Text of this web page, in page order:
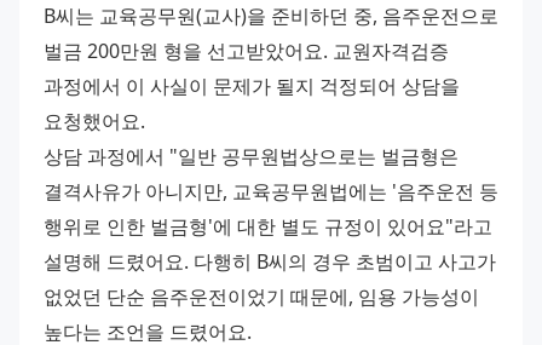
B씨는 교육공무원(교사)을 준비하던 중, 음주운전으로
벌금 200만원 형을 선고받았어요. 교원자격검증
과정에서 이 사실이 문제가 될지 걱정되어 상담을
요청했어요.
상담 과정에서 "일반 공무원법상으로는 벌금형은
결격사유가 아니지만, 교육공무원법에는 '음주운전 등
행위로 인한 벌금형'에 대한 별도 규정이 있어요"라고
설명해 드렸어요. 다행히 B씨의 경우 초범이고 사고가
없었던 단순 음주운전이었기 때문에, 임용 가능성이
높다는 조언을 드렸어요.